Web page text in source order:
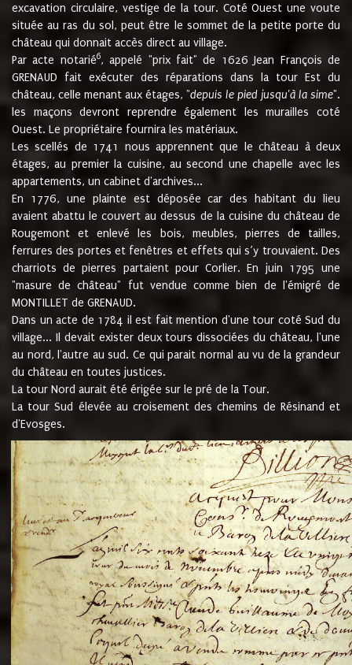
excavation circulaire, vestige de la tour. Coté Ouest une voute
située au ras du sol, peut être le sommet de la petite porte du
château qui donnait accès direct au village.
Par acte notarié6, appelé "prix fait" de 1626 Jean François de
GRENAUD fait exécuter des réparations dans la tour Est du
château, celle menant aux étages, "depuis le pied jusqu'à la sime".
les maçons devront reprendre également les murailles coté
Ouest. Le propriétaire fournira les matériaux.
Les scellés de 1741 nous apprennent que le château à deux
étages, au premier la cuisine, au second une chapelle avec les
appartements, un cabinet d'archives...
En 1776, une plainte est déposée car des habitant du lieu
avaient abattu le couvert au dessus de la cuisine du château de
Rougemont et enlevé les bois, meubles, pierres de tailles,
ferrures des portes et fenêtres et effets qui s’y trouvaient. Des
charriots de pierres partaient pour Corlier. En juin 1795 une
"masure de château" fut vendue comme bien de l'émigré de
MONTILLET de GRENAUD.
Dans un acte de 1784 il est fait mention d'une tour coté Sud du
village... Il devait exister deux tours dissociées du château, l'une
au nord, l'autre au sud. Ce qui parait normal au vu de la grandeur
du château en toutes justices.
La tour Nord aurait été érigée sur le pré de la Tour.
La tour Sud élevée au croisement des chemins de Résinand et
d'Evosges.